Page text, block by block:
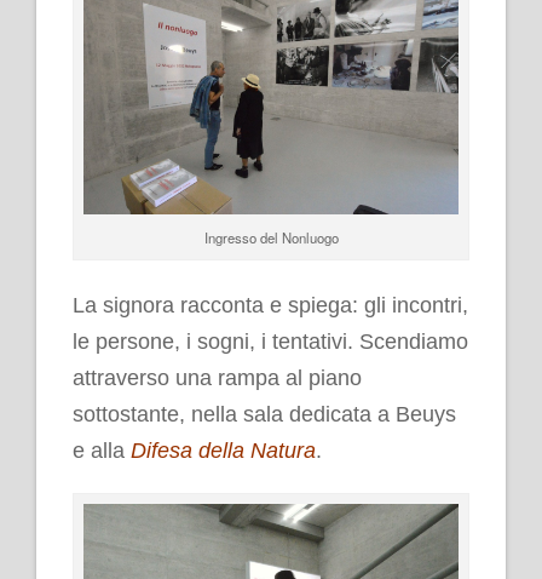
Ingresso del Nonluogo
La signora racconta e spiega: gli incontri,
le persone, i sogni, i tentativi. Scendiamo
attraverso una rampa al piano
sottostante, nella sala dedicata a Beuys
e alla Difesa della Natura.